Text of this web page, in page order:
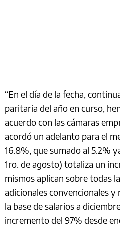
“En el día de la fecha,
paritaria del año en curso,
acuerdo con las cámaras
acordó un adelanto para el
16.8%, que sumado al 5.2%
1ro. de agosto) totaliza un
mismos aplican sobre todas
adicionales convencionales
la base de salarios a
incremento del 97% desde